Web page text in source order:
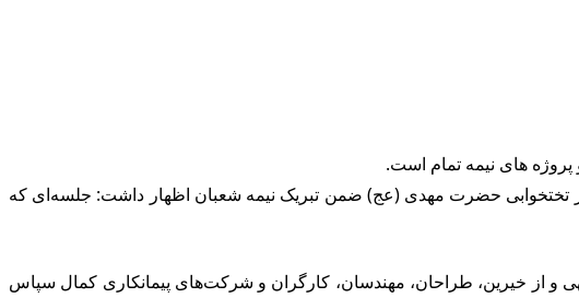
های نیمه تمام است.
تختخوابی حضرت مهدی (عج) ضمن تبریک نیمه شعبان اظهار داشت: جلسه‌ای که
و از خیرین، طراحان، مهندسان، کارگران و شرکت‌های پیمانکاری کمال سپاس